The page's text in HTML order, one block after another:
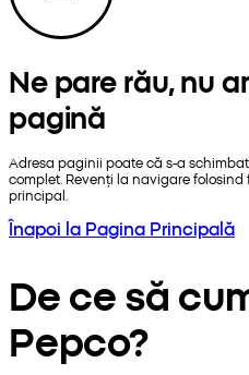
Ne pare rău, nu
pagină
Adresa paginii poate că s-a
complet. Revenți la navigare
principal.
Înapoi la Pagina Principală
De ce să
Pepco?